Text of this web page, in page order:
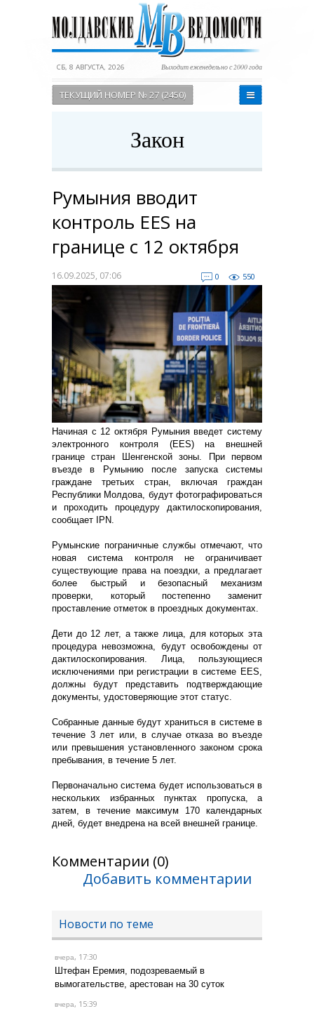
СБ, 8 АВГУСТА, 2026 Выходит еженедельно с 2000 года
ТЕКУЩИЙ НОМЕР № 27 (2450)
Закон
Румыния вводит
контроль EES на
границе с 12 октября
16.09.2025, 07:06 0 550
Начиная с 12 октября Румыния введет систему
электронного контроля (EES) на внешней
границе стран Шенгенской зоны. При первом
въезде в Румынию после запуска системы
граждане третьих стран, включая граждан
Республики Молдова, будут фотографироваться
и проходить процедуру дактилоскопирования,
сообщает IPN.
Румынские пограничные службы отмечают, что
новая система контроля не ограничивает
существующие права на поездки, а предлагает
более быстрый и безопасный механизм
проверки, который постепенно заменит
проставление отметок в проездных документах.
Дети до 12 лет, а также лица, для которых эта
процедура невозможна, будут освобождены от
дактилоскопирования. Лица, пользующиеся
исключениями при регистрации в системе EES,
должны будут представить подтверждающие
документы, удостоверяющие этот статус.
Собранные данные будут храниться в системе в
течение 3 лет или, в случае отказа во въезде
или превышения установленного законом срока
пребывания, в течение 5 лет.
Первоначально система будет использоваться в
нескольких избранных пунктах пропуска, а
затем, в течение максимум 170 календарных
дней, будет внедрена на всей внешней границе.
Комментарии (0)
Добавить комментарии
Новости по теме
вчера, 17:30
Штефан Еремия, подозреваемый в
вымогательстве, арестован на 30 суток
вчера, 15:39